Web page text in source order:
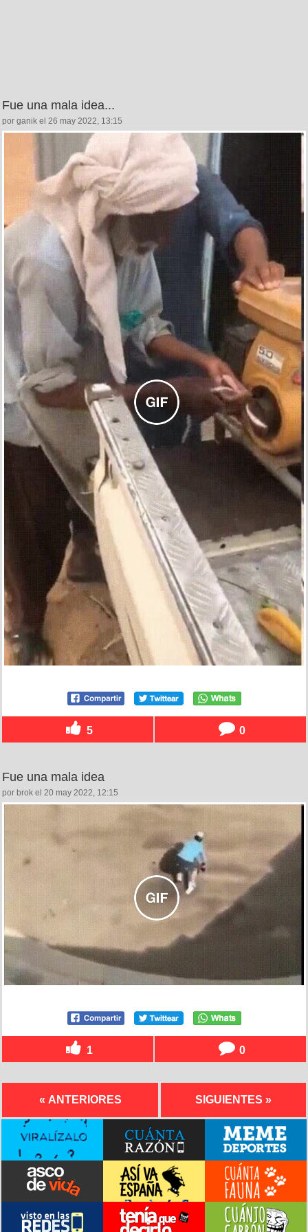
Fue una mala idea...
por ganik el 26 may 2022, 13:15
5 0
Fue una mala idea
por brok el 20 may 2022, 12:15
1 0
« ANTERIORES SIGUIENTES »